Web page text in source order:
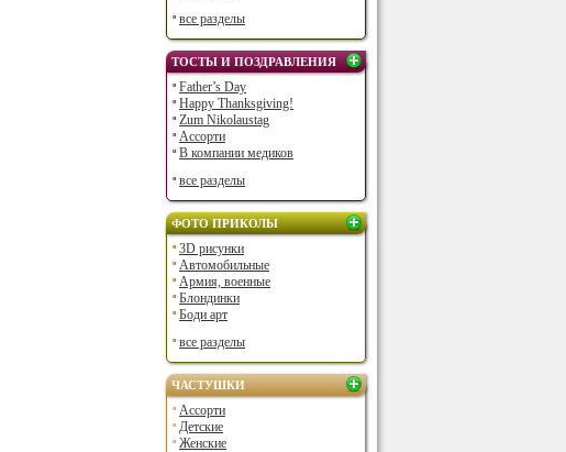
все разделы
ТОСТЫ И ПОЗДРАВЛЕНИЯ
Father’s Day
Happy Thanksgiving!
Zum Nikolaustag
Ассорти
В компании медиков
все разделы
ФОТО ПРИКОЛЫ
3D рисунки
Автомобильные
Армия, военные
Блондинки
Боди арт
все разделы
ЧАСТУШКИ
Ассорти
Детские
Женские